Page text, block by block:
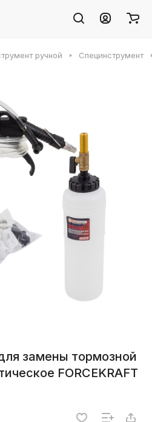
ручной Специнструмент
замены тормозной
FORCEKRAFT